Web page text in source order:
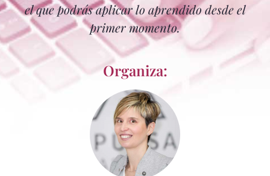
el que podrás aplicar lo aprendido desde el
primer momento.
Organiza: